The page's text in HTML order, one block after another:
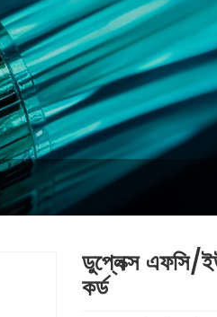
ডুপ্লেক্স এফসি/
কর্ড